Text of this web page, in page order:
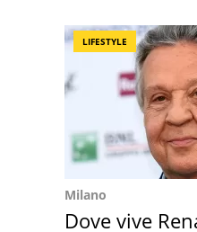
LIFESTYLE
Milano
Dove vive